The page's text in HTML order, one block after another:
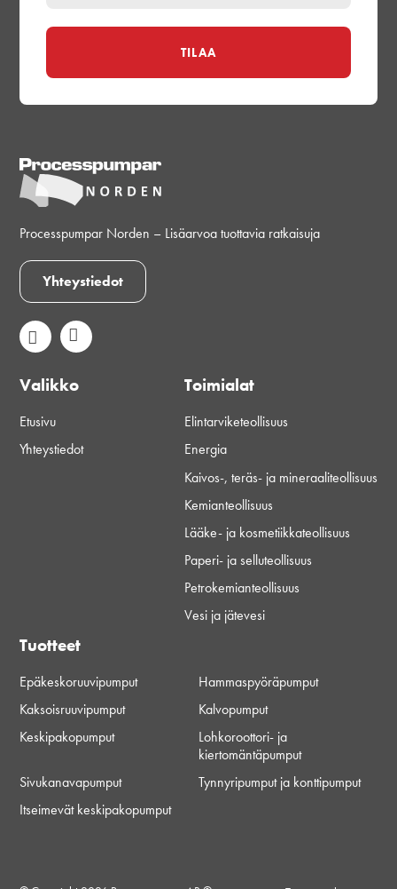
Processpumpar Norden – Lisäarvoa tuottavia ratkaisuja
Yhteystiedot
Valikko
Etusivu
Yhteystiedot
Toimialat
Elintarviketeollisuus
Energia
Kaivos-, teräs- ja mineraaliteollisuus
Kemianteollisuus
Lääke- ja kosmetiikkateollisuus
Paperi- ja selluteollisuus
Petrokemianteollisuus
Vesi ja jätevesi
Tuotteet
Epäkeskoruuvipumput
Hammaspyöräpumput
Kaksoisruuvipumput
Kalvopumput
Keskipakopumput
Lohkoroottori- ja
kiertomäntäpumput
Sivukanavapumput
Tynnyripumput ja konttipumput
Itseimevät keskipakopumput